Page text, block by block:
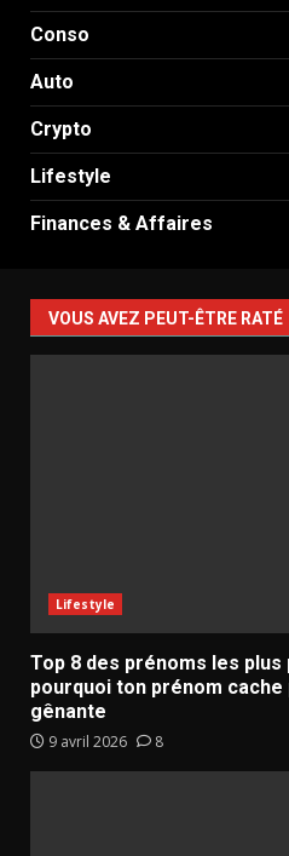
Conso
Auto
Crypto
Lifestyle
Finances & Affaires
VOUS AVEZ PEUT-ÊTRE RATÉ
Lifestyle
Top 8 des prénoms les
pourquoi ton prénom
gênante
9 avril 2026 8